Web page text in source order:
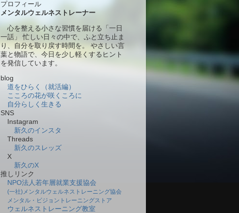
プロフィール
メンタルウェルネストレーナー
心を整える小さな習慣を届ける「一日
一話」 忙しい日々の中で、ふと立ち止ま
り、自分を取り戻す時間を。 やさしい言
葉と物語で、今日を少し軽くするヒント
を発信しています。
blog
道をひらく（就活編）
こころの花が咲くころに
自分らしく生きる
SNS
Instagram
新久のインスタ
Threads
新久のスレッズ
X
新久のX
推しリンク
NPO法人若年層就業支援協会
(一社)メンタルウェルネストレーニング協会
メンタル・ビジョントレーニングストア
ウェルネストレーニング教室